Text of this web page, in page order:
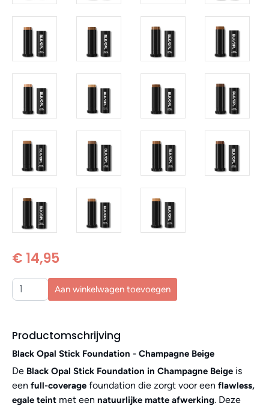
€ 14,95
Aan winkelwagen toevoegen
Productomschrijving
Black Opal Stick Foundation - Champagne Beige
De Black Opal Stick Foundation in Champagne Beige is
een full-coverage foundation die zorgt voor een flawless,
egale teint met een natuurlijke matte afwerking. Deze